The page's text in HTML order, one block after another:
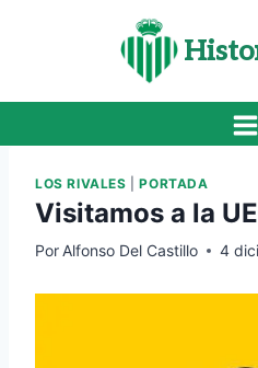
LOS RIVALES |PORTADA
Visitamos a la
Por Alfonso Del Castillo 4